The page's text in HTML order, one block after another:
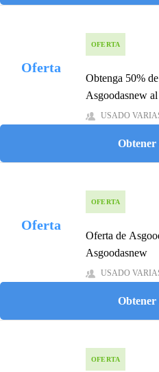
Oferta
OFERTA
Obtenga 50%
Asgoodasnew
USADO
Obtener
Oferta
OFERTA
Oferta de
Asgoodasnew
USADO
Obtener
OFERTA